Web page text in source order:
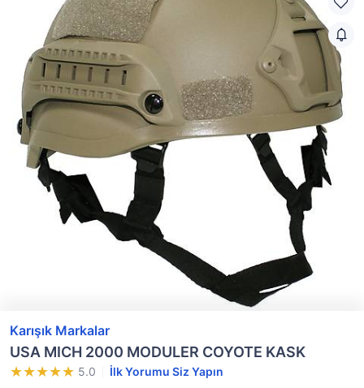
Karışık Markalar
USA MICH 2000 MODULER COYOTE KASK
5.0 İlk Yorumu Siz Yapın